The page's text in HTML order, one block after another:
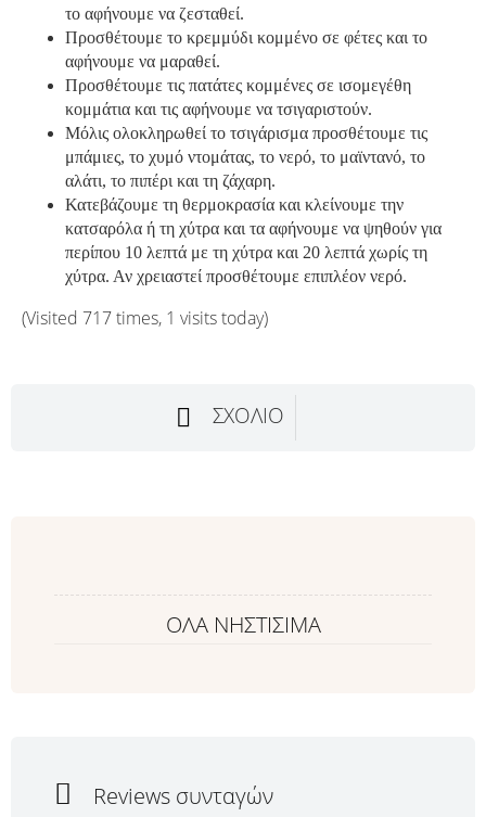
το αφήνουμε να ζεσταθεί.
Προσθέτουμε το κρεμμύδι κομμένο σε φέτες και το
αφήνουμε να μαραθεί.
Προσθέτουμε τις πατάτες κομμένες σε ισομεγέθη
κομμάτια και τις αφήνουμε να τσιγαριστούν.
Μόλις ολοκληρωθεί το τσιγάρισμα προσθέτουμε τις
μπάμιες, το χυμό ντομάτας, το νερό, το μαϊντανό, το
αλάτι, το πιπέρι και τη ζάχαρη.
Κατεβάζουμε τη θερμοκρασία και κλείνουμε την
κατσαρόλα ή τη χύτρα και τα αφήνουμε να ψηθούν για
περίπου 10 λεπτά με τη χύτρα και 20 λεπτά χωρίς τη
χύτρα. Αν χρειαστεί προσθέτουμε επιπλέον νερό.
(Visited 717 times, 1 visits today)
ΣΧΌΛΙΟ
ΟΛΑ ΝΗΣΤΙΣΙΜΑ
Reviews συνταγών